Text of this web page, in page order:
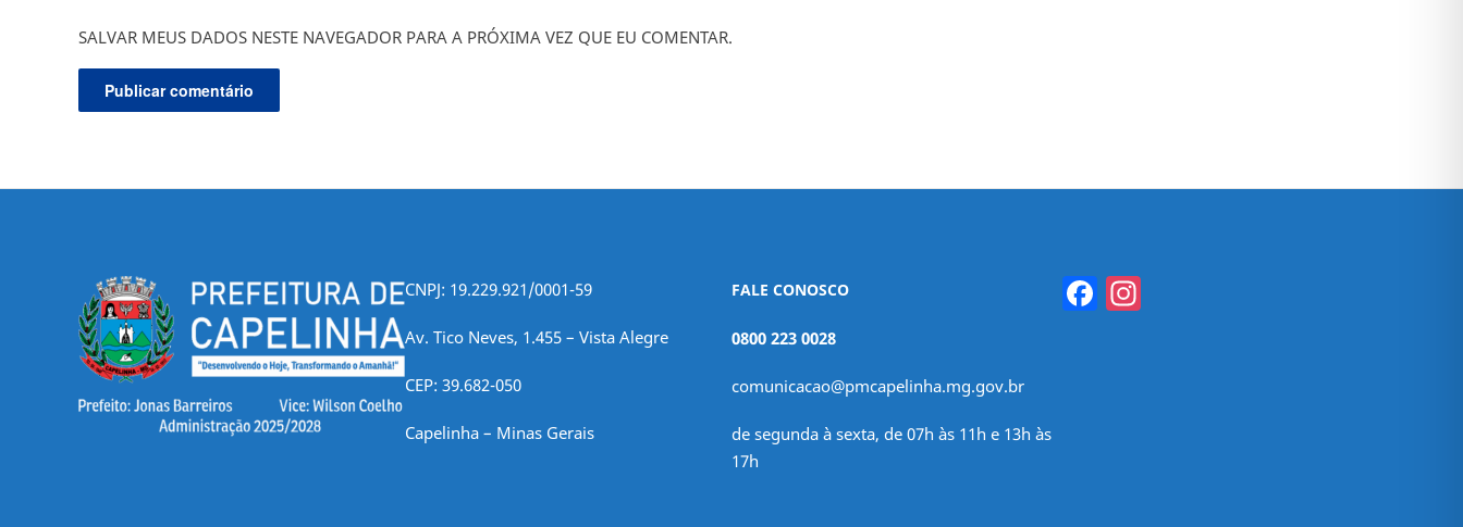
SALVAR MEUS DADOS NESTE NAVEGADOR PARA A PRÓXIMA VEZ QUE EU COMENTAR.
CNPJ: 19.229.921/0001-59
Av. Tico Neves, 1.455 – Vista Alegre
CEP: 39.682-050
Capelinha – Minas Gerais
FALE CONOSCO
0800 223 0028
comunicacao@pmcapelinha.mg.gov.br
de segunda à sexta, de 07h às 11h e 13h às
17h
Facebook